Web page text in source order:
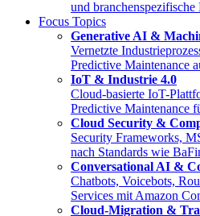
und
Focus Topics
Generative AI &
Vernetzte
Predictive Maintenance
IoT & Industrie 4.0
Cloud-basierte IoT-
Predictive Maintenance
Cloud Security &
Security Frameworks,
nach Standards wie
Conversational AI &
Chatbots, Voicebots,
Services mit Amazon
Cloud-Migration &